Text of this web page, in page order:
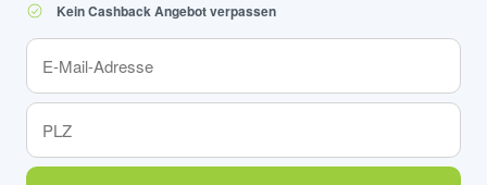
Kein Cashback Angebot verpassen